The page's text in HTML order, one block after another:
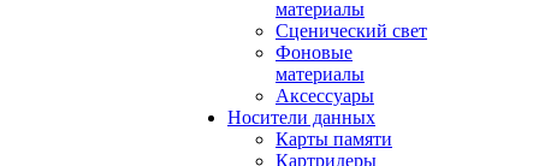
материалы
Сценический свет
Фоновые
материалы
Аксессуары
Носители данных
Карты памяти
Картридеры